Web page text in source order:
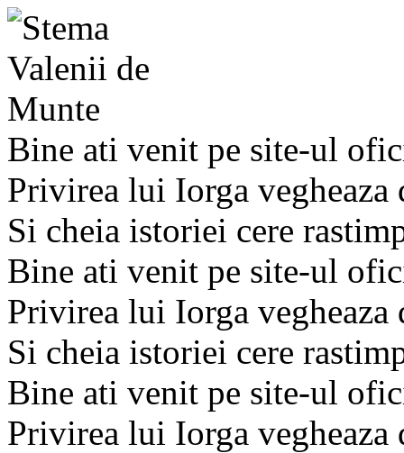
Bine ati venit pe site-ul
Privirea lui Iorga
Si cheia istoriei cere
Bine ati venit pe site-ul
Privirea lui Iorga
Si cheia istoriei cere
Bine ati venit pe site-ul
Privirea lui Iorga